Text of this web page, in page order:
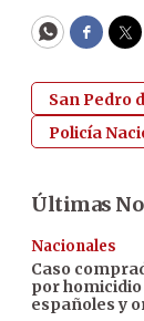
San Pedro
Policía
Últimas
Nacionales
Caso
por
españoles y